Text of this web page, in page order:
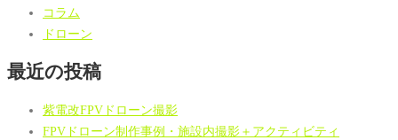
コラム
ドローン
最近の投稿
紫電改FPVドローン撮影
FPVドローン制作事例・施設内撮影＋アクティビティ